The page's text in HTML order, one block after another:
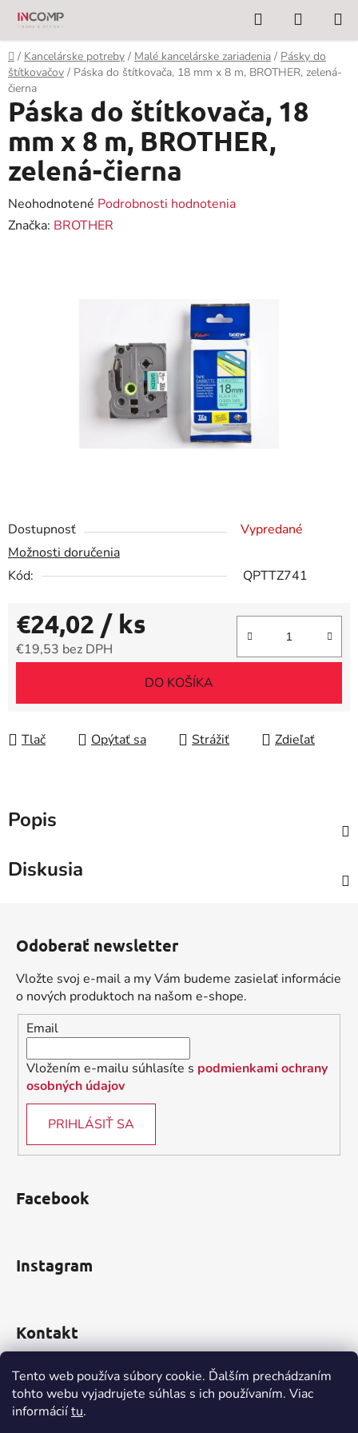
Tento web používa súbory cookie. Ďalším prechádzaním
tohto webu vyjadrujete súhlas s ich používaním. Viac
informáciítu.
Prejsť
obsah
Hľadať
KOŠÍK
Domov
/ Kancelárske potreby / Malé kancelárske zariadenia / Pásky do
štítkovačov / Páska do štítkovača, 18 mm x 8 m, BROTHER, zelená-
čierna
Dostupnosť
Vypredané
Možnosti doručenia
Kód:
QPTTZ741
€24,02 / ks
€19,53 bez DPH
DO KOŠÍKA
Tlač Opýtať sa Strážiť Zdieľať
Páska do štítkovača, 18
mm x 8 m, BROTHER,
zelená-čierna
Priemerné
hodnotenie
Neohodnotené Podrobnosti hodnotenia
Značka: BROTHER
Popis
Diskusia
Odoberať newsletter
Vložte svoj e-mail a my Vám budeme zasielať informácie
o nových produktoch na našom e-shope.
Email
Vložením e-mailu súhlasíte s podmienkami ochrany
osobných údajov
PRIHLÁSIŤ SA
Facebook
Instagram
Kontakt
obchod@incomp.sk
0910 999 552